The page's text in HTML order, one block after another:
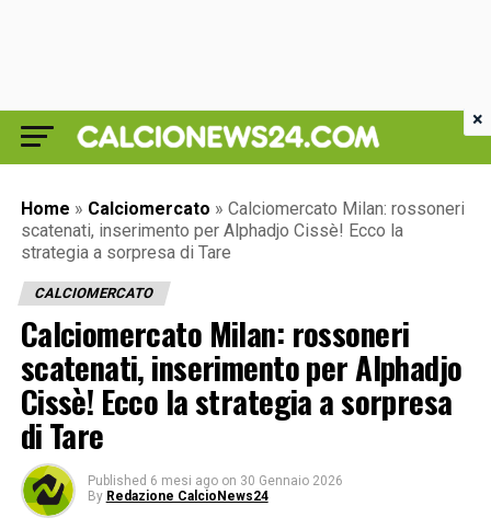
Home » Calciomercato » Calciomercato Milan: rossoneri
scatenati, inserimento per Alphadjo Cissè! Ecco la
strategia a sorpresa di Tare
CALCIOMERCATO
Calciomercato Milan: rossoneri
scatenati, inserimento per Alphadjo
Cissè! Ecco la strategia a sorpresa
di Tare
Published 6 mesi ago on 30 Gennaio 2026
By Redazione CalcioNews24
×